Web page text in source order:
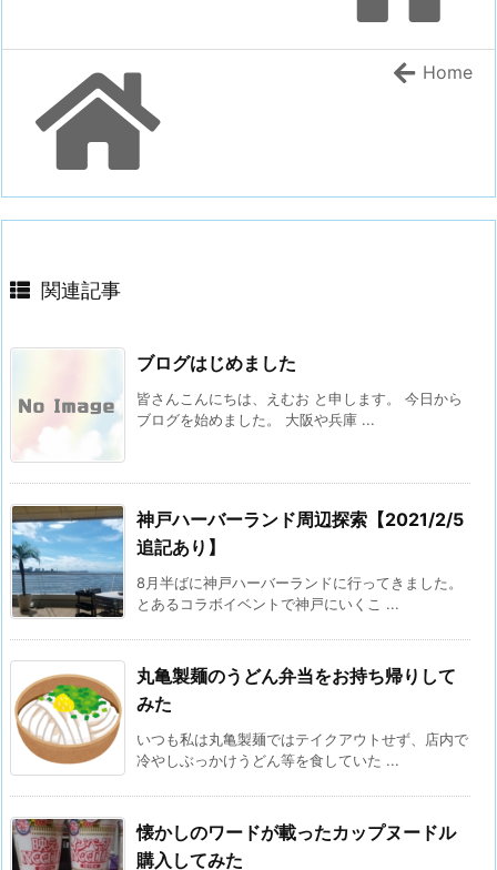
Home
関連記事
ブログはじめました
皆さんこんにちは、えむお と申します。 今日から
ブログを始めました。 大阪や兵庫 ...
神戸ハーバーランド周辺探索【2021/2/5
追記あり】
8月半ばに神戸ハーバーランドに行ってきました。
とあるコラボイベントで神戸にいくこ ...
丸亀製麺のうどん弁当をお持ち帰りして
みた
いつも私は丸亀製麺ではテイクアウトせず、店内で
冷やしぶっかけうどん等を食していた ...
懐かしのワードが載ったカップヌードル
購入してみた